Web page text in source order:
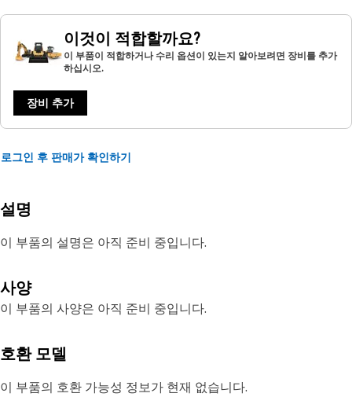
이것이 적합할까요?
이 부품이 적합하거나 수리 옵션이 있는지 알아보려면 장비를 추가
하십시오.
장비 추가
로그인 후 판매가 확인하기
설명
이 부품의 설명은 아직 준비 중입니다.
사양
이 부품의 사양은 아직 준비 중입니다.
호환 모델
이 부품의 호환 가능성 정보가 현재 없습니다.